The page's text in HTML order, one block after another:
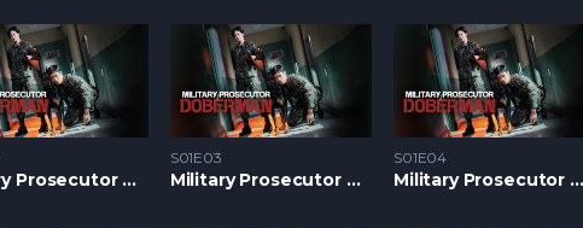
Military Prosecutor Doberman S1 – Epizoda 02
S01E03
Military Prosecutor Doberman S1 – Epizoda 03
S01E04
Military Prosecutor Doberman S1 – Epizoda 04